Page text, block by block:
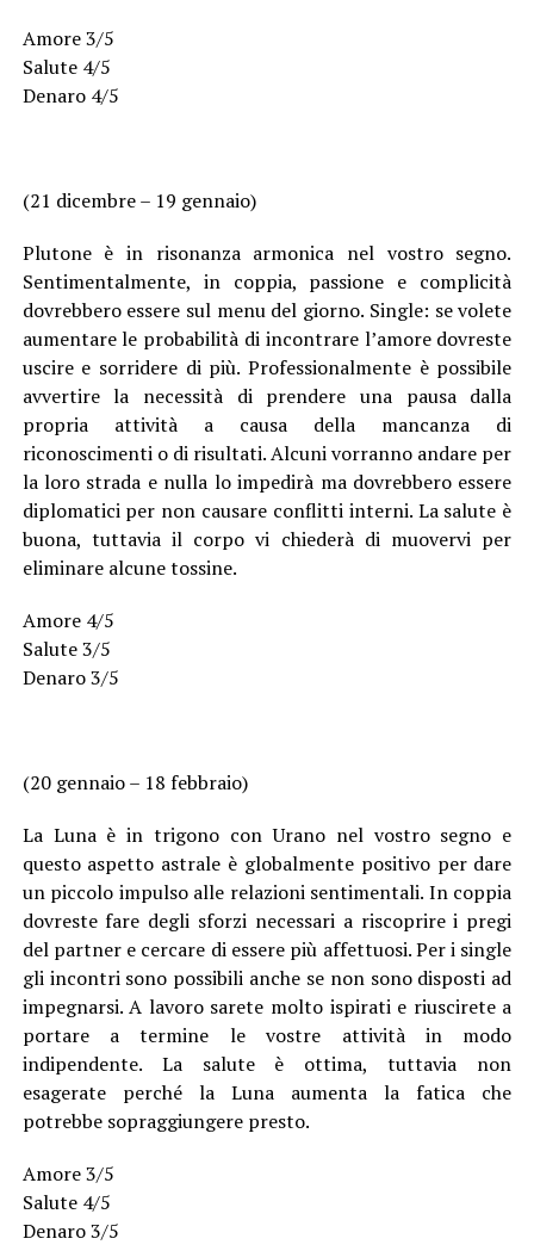
Amore 3/5
Salute 4/5
Denaro 4/5
(21 dicembre – 19 gennaio)
Plutone è in risonanza armonica nel vostro segno.
Sentimentalmente, in coppia, passione e complicità
dovrebbero essere sul menu del giorno. Single: se volete
aumentare le probabilità di incontrare l’amore dovreste
uscire e sorridere di più. Professionalmente è possibile
avvertire la necessità di prendere una pausa dalla
propria attività a causa della mancanza di
riconoscimenti o di risultati. Alcuni vorranno andare per
la loro strada e nulla lo impedirà ma dovrebbero essere
diplomatici per non causare conflitti interni. La salute è
buona, tuttavia il corpo vi chiederà di muovervi per
eliminare alcune tossine.
Amore 4/5
Salute 3/5
Denaro 3/5
(20 gennaio – 18 febbraio)
La Luna è in trigono con Urano nel vostro segno e
questo aspetto astrale è globalmente positivo per dare
un piccolo impulso alle relazioni sentimentali. In coppia
dovreste fare degli sforzi necessari a riscoprire i pregi
del partner e cercare di essere più affettuosi. Per i single
gli incontri sono possibili anche se non sono disposti ad
impegnarsi. A lavoro sarete molto ispirati e riuscirete a
portare a termine le vostre attività in modo
indipendente. La salute è ottima, tuttavia non
esagerate perché la Luna aumenta la fatica che
potrebbe sopraggiungere presto.
Amore 3/5
Salute 4/5
Denaro 3/5